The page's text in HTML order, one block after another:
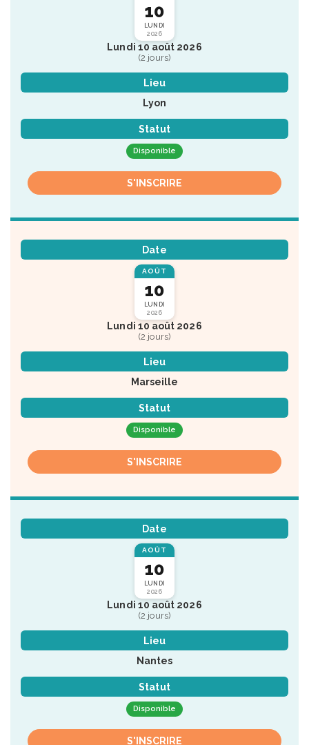
10
LUNDI
2026
Lundi 10 août 2026
(2 jours)
Lieu
Lyon
Statut
Disponible
S'INSCRIRE
Date
AOÛT
10
LUNDI
2026
Lundi 10 août 2026
(2 jours)
Lieu
Marseille
Statut
Disponible
S'INSCRIRE
Date
AOÛT
10
LUNDI
2026
Lundi 10 août 2026
(2 jours)
Lieu
Nantes
Statut
Disponible
S'INSCRIRE